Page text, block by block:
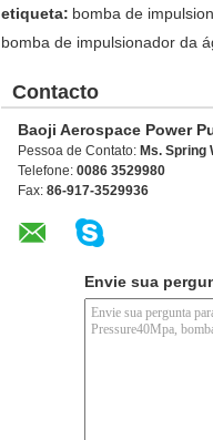
etiqueta: bomba de
bomba de impulsionador da
Contacto
Baoji Aerospace Power
Pessoa de Contato: Ms. Spring
Telefone: 0086 3529980
Fax: 86-917-3529936
Envie sua